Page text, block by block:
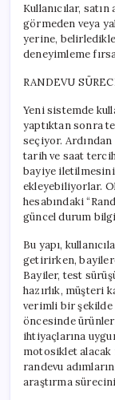
Kullanıcılar,
görmeden veya
yerine,
deneyimleme
RANDEVU
Yeni sistemde
yaptıktan sonra
seçiyor.
tarih ve saat
bayiye
ekleyebiliyorlar.
hesabındaki
güncel durum
Bu yapı,
getirirken,
Bayiler, test
hazırlık, müşteri
verimli bir şekilde
öncesinde
ihtiyaçlarına
motosiklet alacak
randevu
araştırma